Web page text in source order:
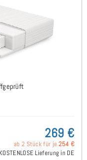
80x210 cm
269 €
ab 2 Stück für je254 €
KOSTENLOSE Lieferung in DE